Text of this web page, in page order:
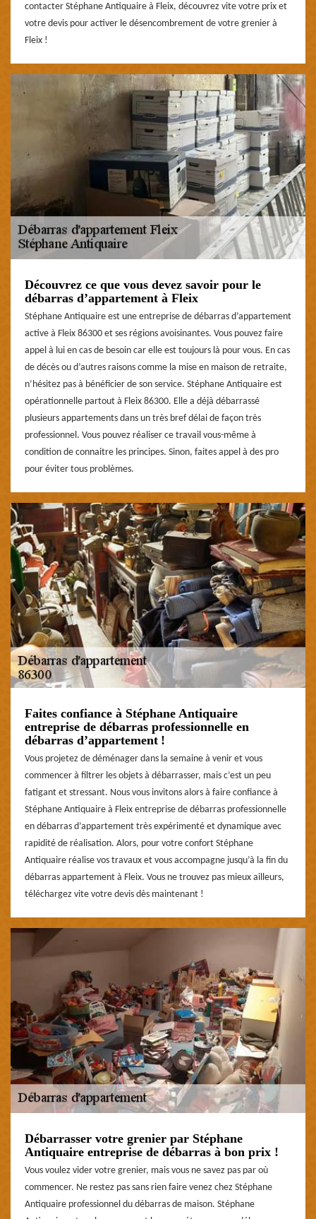
contacter Stéphane Antiquaire à Fleix, découvrez vite votre prix et
votre devis pour activer le désencombrement de votre grenier à
Fleix !
Découvrez ce que vous devez savoir pour le
débarras d’appartement à Fleix
Stéphane Antiquaire est une entreprise de débarras d’appartement
active à Fleix 86300 et ses régions avoisinantes. Vous pouvez faire
appel à lui en cas de besoin car elle est toujours là pour vous. En cas
de décès ou d’autres raisons comme la mise en maison de retraite,
n’hésitez pas à bénéficier de son service. Stéphane Antiquaire est
opérationnelle partout à Fleix 86300. Elle a déjà débarrassé
plusieurs appartements dans un très bref délai de façon très
professionnel. Vous pouvez réaliser ce travail vous-même à
condition de connaitre les principes. Sinon, faites appel à des pro
pour éviter tous problèmes.
Faites confiance à Stéphane Antiquaire
entreprise de débarras professionnelle en
débarras d’appartement !
Vous projetez de déménager dans la semaine à venir et vous
commencer à filtrer les objets à débarrasser, mais c’est un peu
fatigant et stressant. Nous vous invitons alors à faire confiance à
Stéphane Antiquaire à Fleix entreprise de débarras professionnelle
en débarras d’appartement très expérimenté et dynamique avec
rapidité de réalisation. Alors, pour votre confort Stéphane
Antiquaire réalise vos travaux et vous accompagne jusqu’à la fin du
débarras appartement à Fleix. Vous ne trouvez pas mieux ailleurs,
téléchargez vite votre devis dès maintenant !
Débarrasser votre grenier par Stéphane
Antiquaire entreprise de débarras à bon prix !
Vous voulez vider votre grenier, mais vous ne savez pas par où
commencer. Ne restez pas sans rien faire venez chez Stéphane
Antiquaire professionnel du débarras de maison. Stéphane